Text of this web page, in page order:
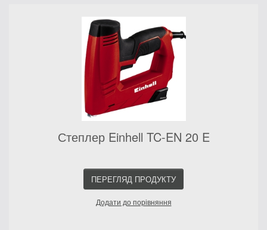
Степлер Einhell TC-EN 20 E
ПЕРЕГЛЯД ПРОДУКТУ
Додати до порівняння